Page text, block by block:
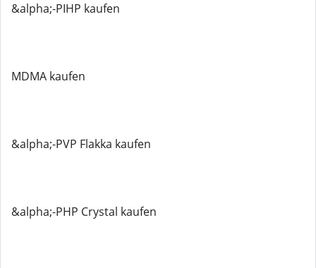
&alpha;-PIHP kaufen
MDMA kaufen
&alpha;-PVP Flakka kaufen
&alpha;-PHP Crystal kaufen